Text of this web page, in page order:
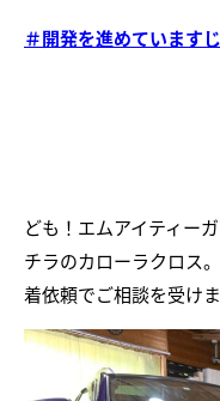
＃開発を進めています
ども！エムアイティー
チラのカローラクロス
着依頼でご相談を受け